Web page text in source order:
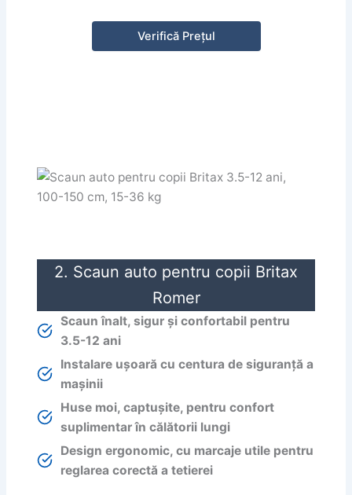
Verifică Prețul
2. Scaun auto pentru copii Britax
Romer
Scaun înalt, sigur și confortabil pentru
3.5-12 ani
Instalare ușoară cu centura de siguranță a
mașinii
Huse moi, captușite, pentru confort
suplimentar în călătorii lungi
Design ergonomic, cu marcaje utile pentru
reglarea corectă a tetierei